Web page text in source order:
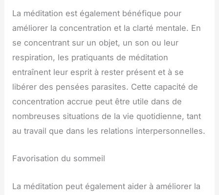
La méditation est également bénéfique pour
améliorer la concentration et la clarté mentale. En
se concentrant sur un objet, un son ou leur
respiration, les pratiquants de méditation
entraînent leur esprit à rester présent et à se
libérer des pensées parasites. Cette capacité de
concentration accrue peut être utile dans de
nombreuses situations de la vie quotidienne, tant
au travail que dans les relations interpersonnelles.
Favorisation du sommeil
La méditation peut également aider à améliorer la